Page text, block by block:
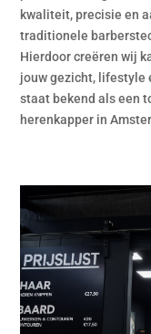
kwaliteit, precisie en
traditionele
Hierdoor creëren wij
jouw gezicht, lifestyle
staat bekend als een
herenkapper in